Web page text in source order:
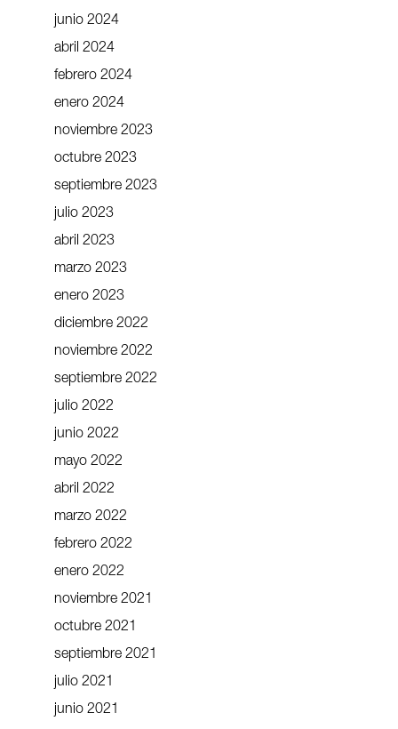
junio 2024
abril 2024
febrero 2024
enero 2024
noviembre 2023
octubre 2023
septiembre 2023
julio 2023
abril 2023
marzo 2023
enero 2023
diciembre 2022
noviembre 2022
septiembre 2022
julio 2022
junio 2022
mayo 2022
abril 2022
marzo 2022
febrero 2022
enero 2022
noviembre 2021
octubre 2021
septiembre 2021
julio 2021
junio 2021